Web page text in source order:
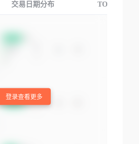
交易日期分布 TOP3交易国
登录查看更多